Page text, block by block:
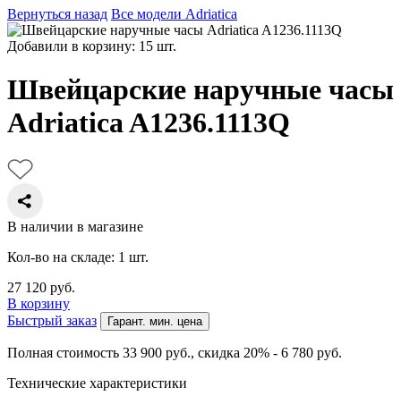
Вернуться назад Все модели Adriatica
Добавили в корзину: 15 шт.
Швейцарские наручные часы
Adriatica A1236.1113Q
В наличии в магазине
Кол-во на складе: 1 шт.
27 120 руб.
В корзину
Быстрый заказ
Гарант. мин. цена
Полная стоимость 33 900 руб., скидка 20% - 6 780 руб.
Технические характеристики